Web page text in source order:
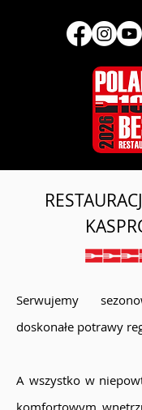
Serwujemy
doskonałe potrawy
A wszystko w
komfortowym